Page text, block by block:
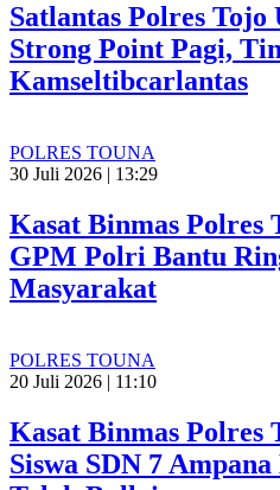
Satlantas Polres
Strong Point Pagi,
Kamseltibcarlantas
POLRES TOUNA
30 Juli 2026 | 13:29
Kasat Binmas Polres
GPM Polri Bantu
Masyarakat
POLRES TOUNA
20 Juli 2026 | 11:10
Kasat Binmas Polres
Siswa SDN 7